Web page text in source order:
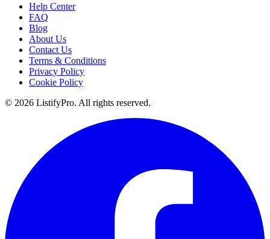
Help Center
FAQ
Blog
About Us
Contact Us
Terms & Conditions
Privacy Policy
Cookie Policy
© 2026 ListifyPro. All rights reserved.